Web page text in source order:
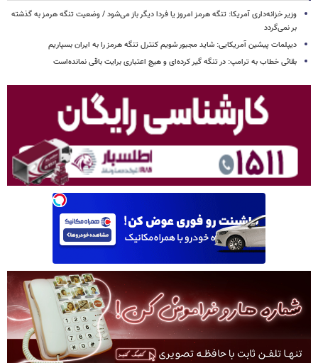
وزیر خزانه‌داری آمریکا: تنگه هرمز امروز یا فردا دیگر باز می‌شود / وضعیت تنگه هرمز به گذشته
بر نمی‌گردد
دیپلمات پیشین آمریکایی: شاید مجبور شویم کنترل تنگه هرمز را به ایران بسپاریم
بقائی خطاب به ترامپ: در تنگه گیر کرده‌ای و هیچ اعتباری برایت باقی نمانده‌است